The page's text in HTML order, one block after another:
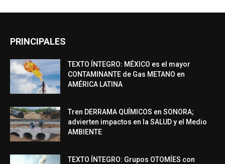
PRINCIPALES
TEXTO ÍNTEGRO: MÉXICO es el mayor
CONTAMINANTE de Gas METANO en
AMÉRICA LATINA
Tren DERRAMA QUÍMICOS en SONORA;
advierten impactos en la SALUD y el Medio
AMBIENTE
TEXTO ÍNTEGRO: Grupos OTOMÍES con